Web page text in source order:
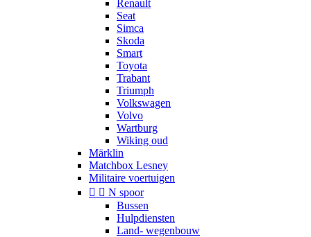
Renault
Seat
Simca
Skoda
Smart
Toyota
Trabant
Triumph
Volkswagen
Volvo
Wartburg
Wiking oud
Märklin
Matchbox Lesney
Militaire voertuigen
  N spoor
Bussen
Hulpdiensten
Land- wegenbouw